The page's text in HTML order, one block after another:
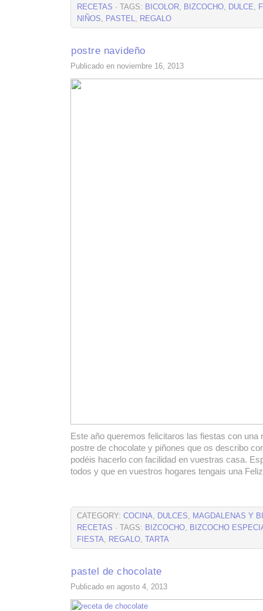
RECETAS · TAGS: BICOLOR, BIZCOCHO, DULCE,
NIÑOS, PASTEL, REGALO
postre navideño
Publicado en noviembre 16, 2013
Este año queremos felicitaros las fiestas con una
postre de chocolate y piñones que os describo
podéis hacerlo con facilidad en vuestras casa.
todos y que en vuestros hogares tengais una
CATEGORY: COCINA, DULCES, MAGDALENAS Y
RECETAS · TAGS: BIZCOCHO, BIZCOCHO
FIESTA, REGALO, TARTA
pastel de chocolate
Publicado en agosto 4, 2013